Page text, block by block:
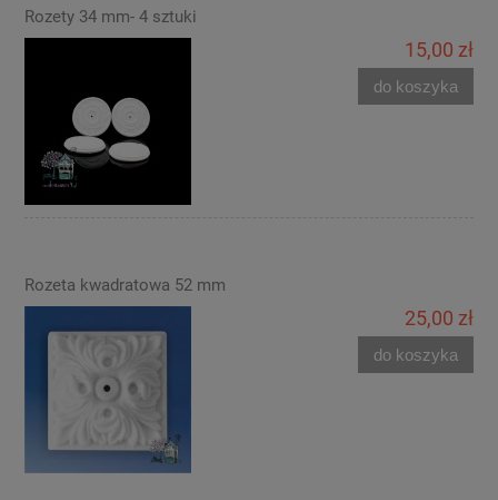
Rozety 34 mm- 4 sztuki
15,00 zł
do koszyka
Rozeta kwadratowa 52 mm
25,00 zł
do koszyka